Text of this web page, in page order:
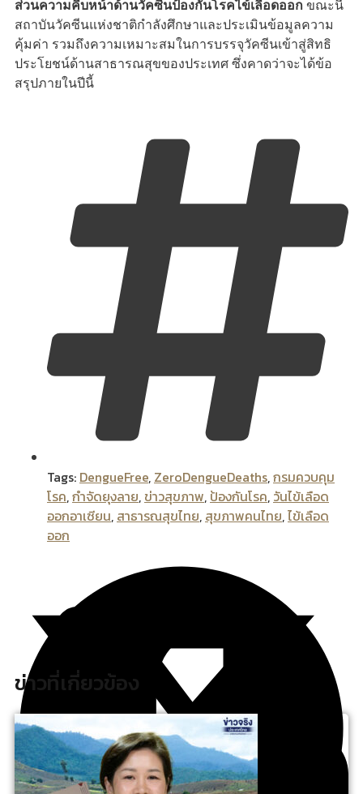
ส่วนความคืบหน้าด้านวัคซีนป้องกันโรคไข้เลือดออก ขณะนี้
สถาบันวัคซีนแห่งชาติกำลังศึกษาและประเมินข้อมูลความ
คุ้มค่า รวมถึงความเหมาะสมในการบรรจุวัคซีนเข้าสู่สิทธิ
ประโยชน์ด้านสาธารณสุขของประเทศ ซึ่งคาดว่าจะได้ข้อ
สรุปภายในปีนี้
Tags: DengueFree, ZeroDengueDeaths,กรมควบคุม
โรค,กำจัดยุงลาย, ข่าวสุขภาพ, ป้องกันโรค, วันไข้เลือด
ออกอาเซียน, สาธารณสุขไทย, สุขภาพคนไทย,ไข้เลือด
ออก
ข่าวที่เกี่ยวข้อง